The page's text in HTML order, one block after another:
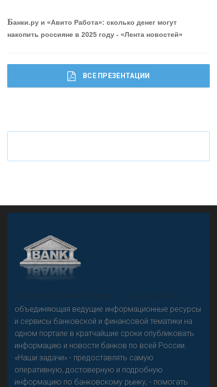
ОНАС
Банки.ру и «Авито Работа»: сколько денег могут
накопить россияне в 2025 году - «Лента новостей»
ВСЕ ПРЕЗЕНТАЦИИ
«Н
овости Банков России» – группа компаний,
объединяющая ведущие информационные ресурсы
и сервисы банковской и финансовой тематики на
одном портале в кратчайшие сроки опубликовать
информацию и новости банков по всей России.
«Наши задачи» - предоставлять самую
оперативную, достоверную и подробную
информацию по банковскому рынку; - помогать